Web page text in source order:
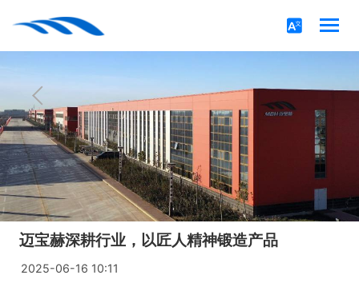
迈宝赫深耕行业，以匠人精神锻造产品
2025-06-16 10:11